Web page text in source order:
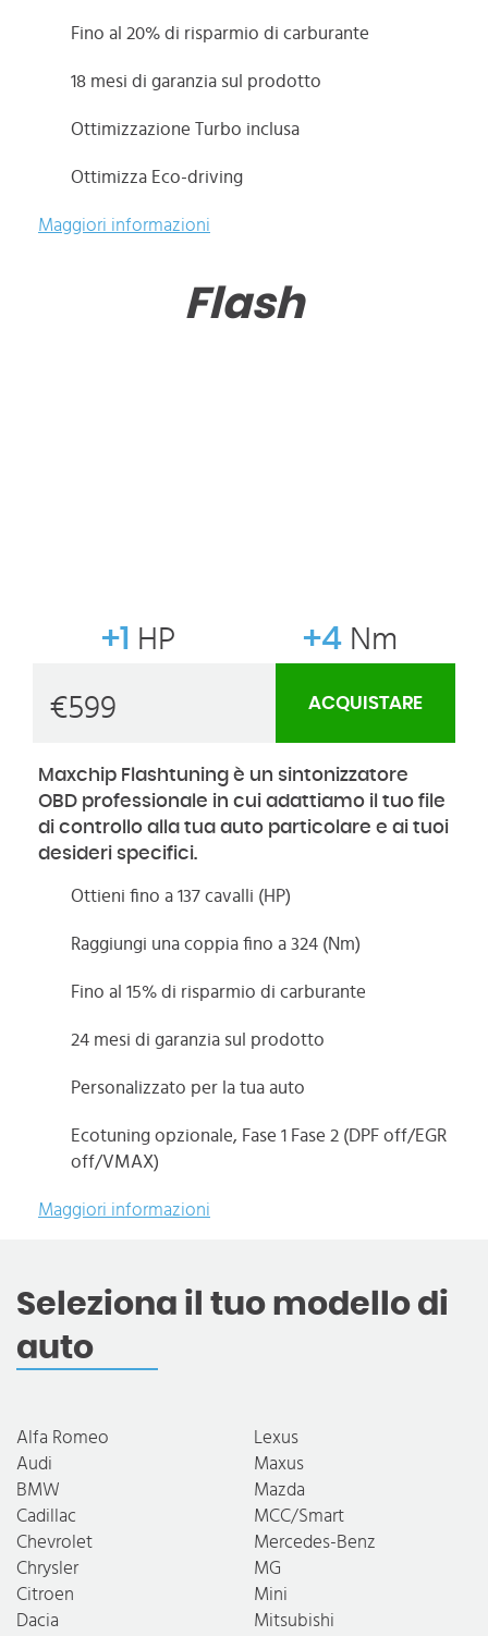
Fino al 20% di risparmio di carburante
18 mesi di garanzia sul prodotto
Ottimizzazione Turbo inclusa
Ottimizza Eco-driving
Maggiori informazioni
Flash
+1 HP +4 Nm
€599 ACQUISTARE
Maxchip Flashtuning è un sintonizzatore
OBD professionale in cui adattiamo il tuo file
di controllo alla tua auto particolare e ai tuoi
desideri specifici.
Ottieni fino a 137 cavalli (HP)
Raggiungi una coppia fino a 324 (Nm)
Fino al 15% di risparmio di carburante
24 mesi di garanzia sul prodotto
Personalizzato per la tua auto
Ecotuning opzionale, Fase 1 Fase 2 (DPF off/EGR
off/VMAX)
Maggiori informazioni
Seleziona il tuo modello di
auto
Alfa Romeo
Audi
BMW
Cadillac
Chevrolet
Chrysler
Citroen
Dacia
Lexus
Maxus
Mazda
MCC/Smart
Mercedes-Benz
MG
Mini
Mitsubishi